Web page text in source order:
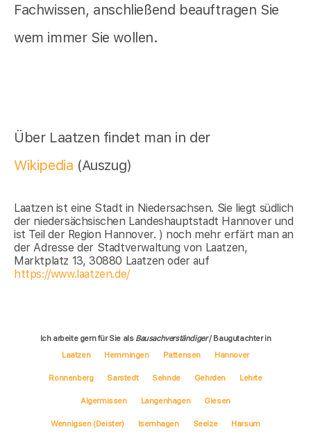
Fachwissen, anschließend beauftragen Sie
wem immer Sie wollen.
Über Laatzen findet man in der
Wikipedia (Auszug)
Laatzen ist eine Stadt in Niedersachsen. Sie liegt südlich
der niedersächsischen Landeshauptstadt Hannover und
ist Teil der Region Hannover. ) noch mehr erfärt man an
der Adresse der Stadtverwaltung von Laatzen,
Marktplatz 13, 30880 Laatzen oder auf
https://www.laatzen.de/
Ich arbeite gern für Sie als Bausachverständiger/ Baugutachter in
Laatzen
Hemmingen Pattensen Hannover
Ronnenberg Sarstedt Sehnde Gehrden Lehrte
Algermissen Langenhagen Giesen
Wennigsen (Deister) Isernhagen Seelze Harsum